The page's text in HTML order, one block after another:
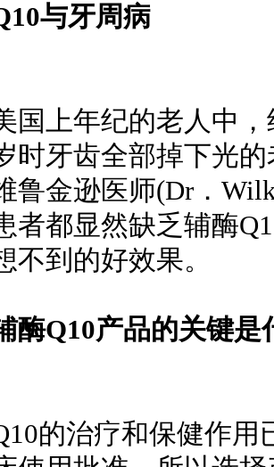
与牙周病
国上年纪的老人中
时牙齿全部掉下光
鲁金逊医师(Dr．
者都显然缺乏辅酶
不到的好效果。
酶Q10产品的关键是
的治疗和保健作